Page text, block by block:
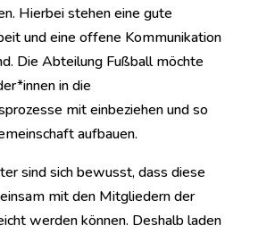
Hierbei stehen eine gute
und eine offene Kommunikation
Die Abteilung Fußball möchte
in die
mit einbeziehen und so
aufbauen.
sind sich bewusst, dass diese
mit den Mitgliedern der
werden können. Deshalb laden